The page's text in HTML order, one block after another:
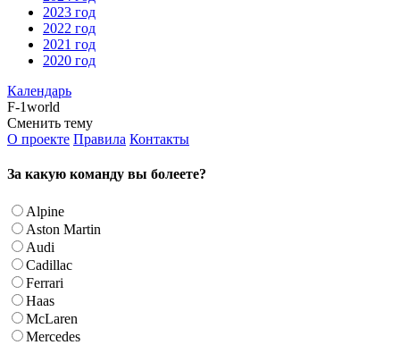
2023 год
2022 год
2021 год
2020 год
Календарь
F-1world
Сменить тему
О проекте Правила Контакты
За какую команду вы болеете?
Alpine
Aston Martin
Audi
Cadillac
Ferrari
Haas
McLaren
Mercedes